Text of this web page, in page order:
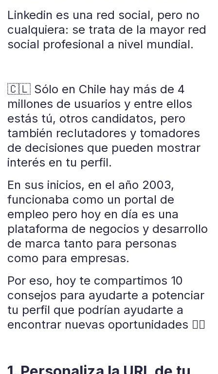
Linkedin es una red social, pero no
cualquiera: se trata de la mayor red
social profesional a nivel mundial.
🇨🇱 Sólo en Chile hay más de 4
millones de usuarios y entre ellos
estás tú, otros candidatos, pero
también reclutadores y tomadores
de decisiones que pueden mostrar
interés en tu perfil.
En sus inicios, en el año 2003,
funcionaba como un portal de
empleo pero hoy en día es una
plataforma de negocios y desarrollo
de marca tanto para personas
como para empresas.
Por eso, hoy te compartimos 10
consejos para ayudarte a potenciar
tu perfil que podrían ayudarte a
encontrar nuevas oportunidades 👇🏼